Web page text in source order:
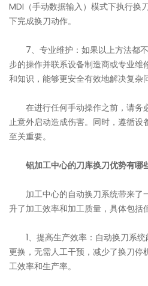
MDI（手动数据输入）模式下执行换
下完成换刀动作。
7、专业维护：如果以上方法都不
步的操作并联系设备制造商或专业维
和知识，能够更安全有效地解决复杂
在进行任何手动操作之前，请务
止意外启动造成伤害。同时，遵循设
至关重要。
铝加工中心的刀库换刀优势有哪
加工中心的自动换刀系统带来了
升了加工效率和加工质量，具体包括
1、提高生产效率：自动换刀系统
更换，无需人工干预，减少了换刀停
工效率和生产率。